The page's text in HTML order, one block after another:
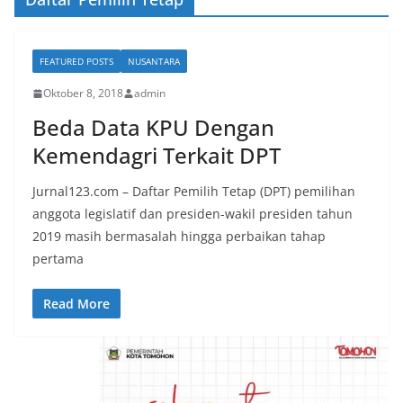
FEATURED POSTS NUSANTARA
Oktober 8, 2018 admin
Beda Data KPU Dengan
Kemendagri Terkait DPT
Jurnal123.com – Daftar Pemilih Tetap (DPT) pemilihan
anggota legislatif dan presiden-wakil presiden tahun
2019 masih bermasalah hingga perbaikan tahap
pertama
Read More